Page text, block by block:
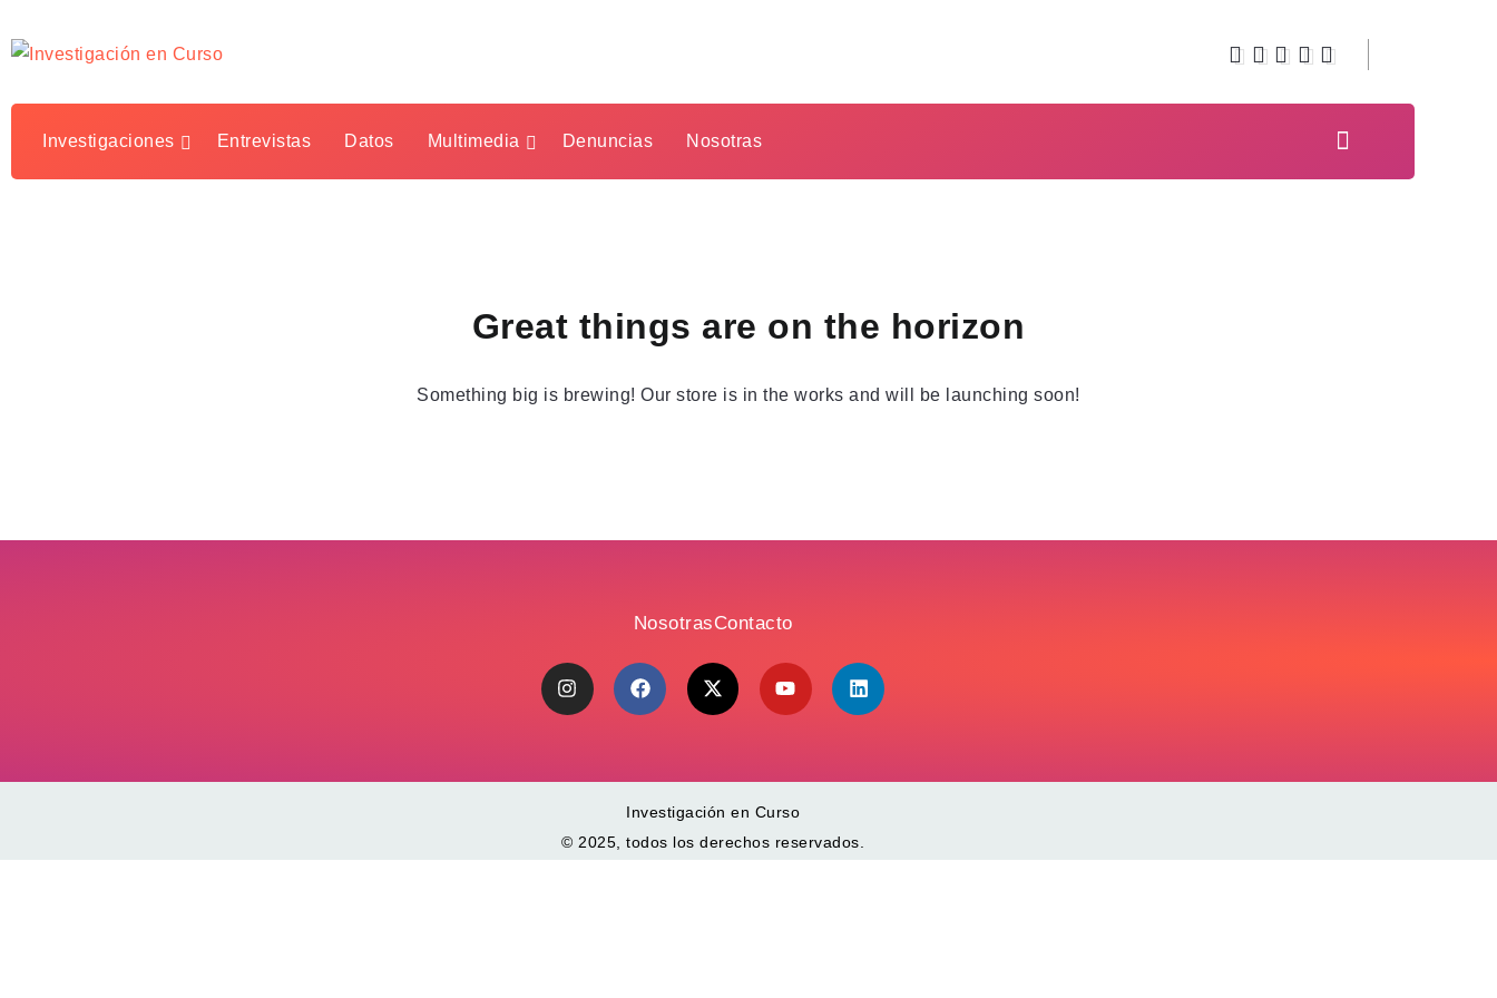
Investigaciones Entrevistas Datos Multimedia Denuncias Nosotras
Great things are on the horizon
Something big is brewing! Our store is in the works and will be launching soon!
NosotrasContacto
Investigación en Curso
© 2025, todos los derechos reservados.